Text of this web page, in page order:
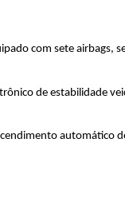
com sete airbags,
de estabilidade
automático